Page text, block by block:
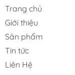
Trang chủ
Giới thiệu
Sản phẩm
Tin tức
Liên Hệ